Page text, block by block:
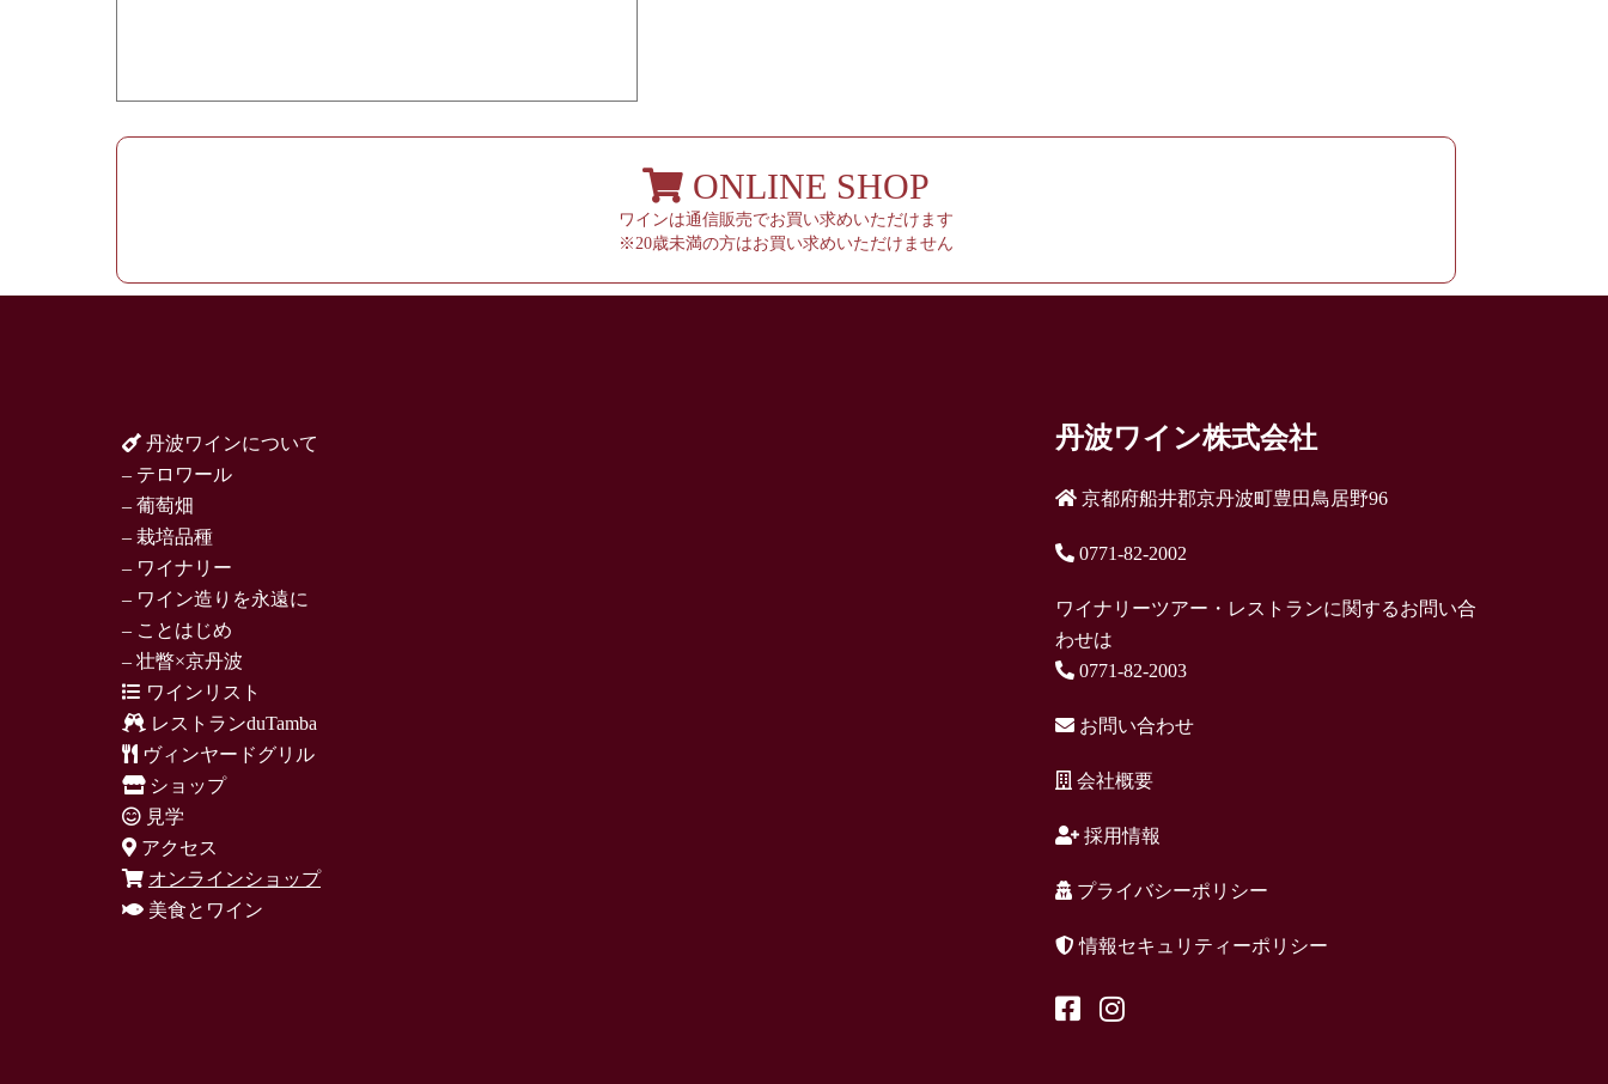
ONLINE SHOP
ワインは通信販売でお買い求めいただけます
※20歳未満の方はお買い求めいただけません
丹波ワインについて
– テロワール
– 葡萄畑
– 栽培品種
– ワイナリー
– ワイン造りを永遠に
– ことはじめ
– 壮瞥×京丹波
ワインリスト
レストランduTamba
ヴィンヤードグリル
ショップ
見学
アクセス
オンラインショップ
美食とワイン
丹波ワイン株式会社
京都府船井郡京丹波町豊田鳥居野96
0771-82-2002
ワイナリーツアー・レストランに関するお問い合
わせは
0771-82-2003
お問い合わせ
会社概要
採用情報
プライバシーポリシー
情報セキュリティーポリシー